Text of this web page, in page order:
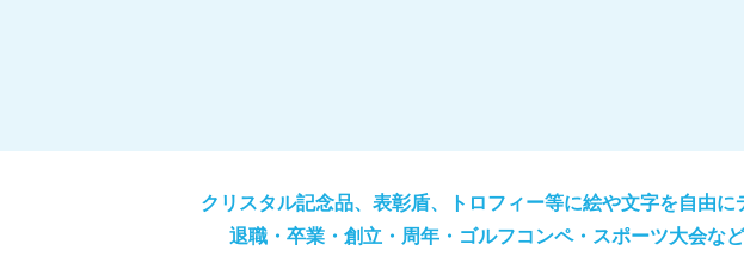
クリスタル記念品、表彰盾、トロフィー等に絵や文字を自由
退職・卒業・創立・周年・ゴルフコンペ・スポーツ大会な